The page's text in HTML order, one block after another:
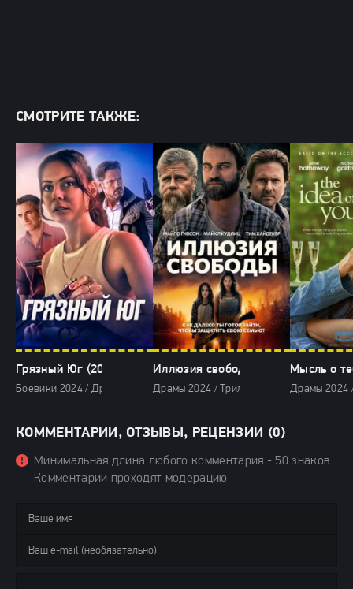
СМОТРИТЕ ТАКЖЕ:
Грязный Юг (2024)
Боевики 2024 / Драмы 2024 / Криминальные фильмы 2024 /
Иллюзия свободы (2024)
Драмы 2024 / Триллеры 2024 /
Мысль о
Драмы 2024
КОММЕНТАРИИ, ОТЗЫВЫ, РЕЦЕНЗИИ (0)
Минимальная длина любого комментария - 50 знаков.
Комментарии проходят модерацию